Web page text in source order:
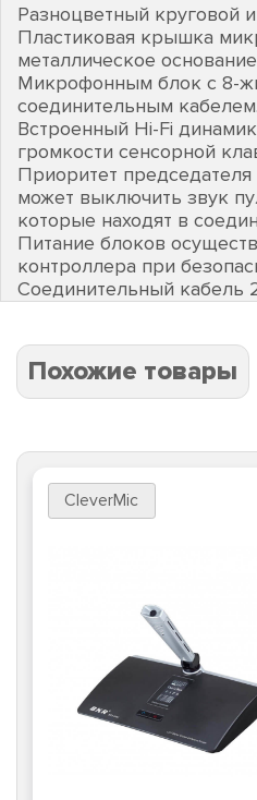
Разноцветный круговой
Пластиковая крышка
металлическое
Микрофонным блок с 8-
соединительным кабелем.
Встроенный Hi-Fi
громкости сенсорной
Приоритет
может выключить звук
которые находят в
Питание блоков
контроллера при
Соединительный кабель
Похожие товары
CleverMic